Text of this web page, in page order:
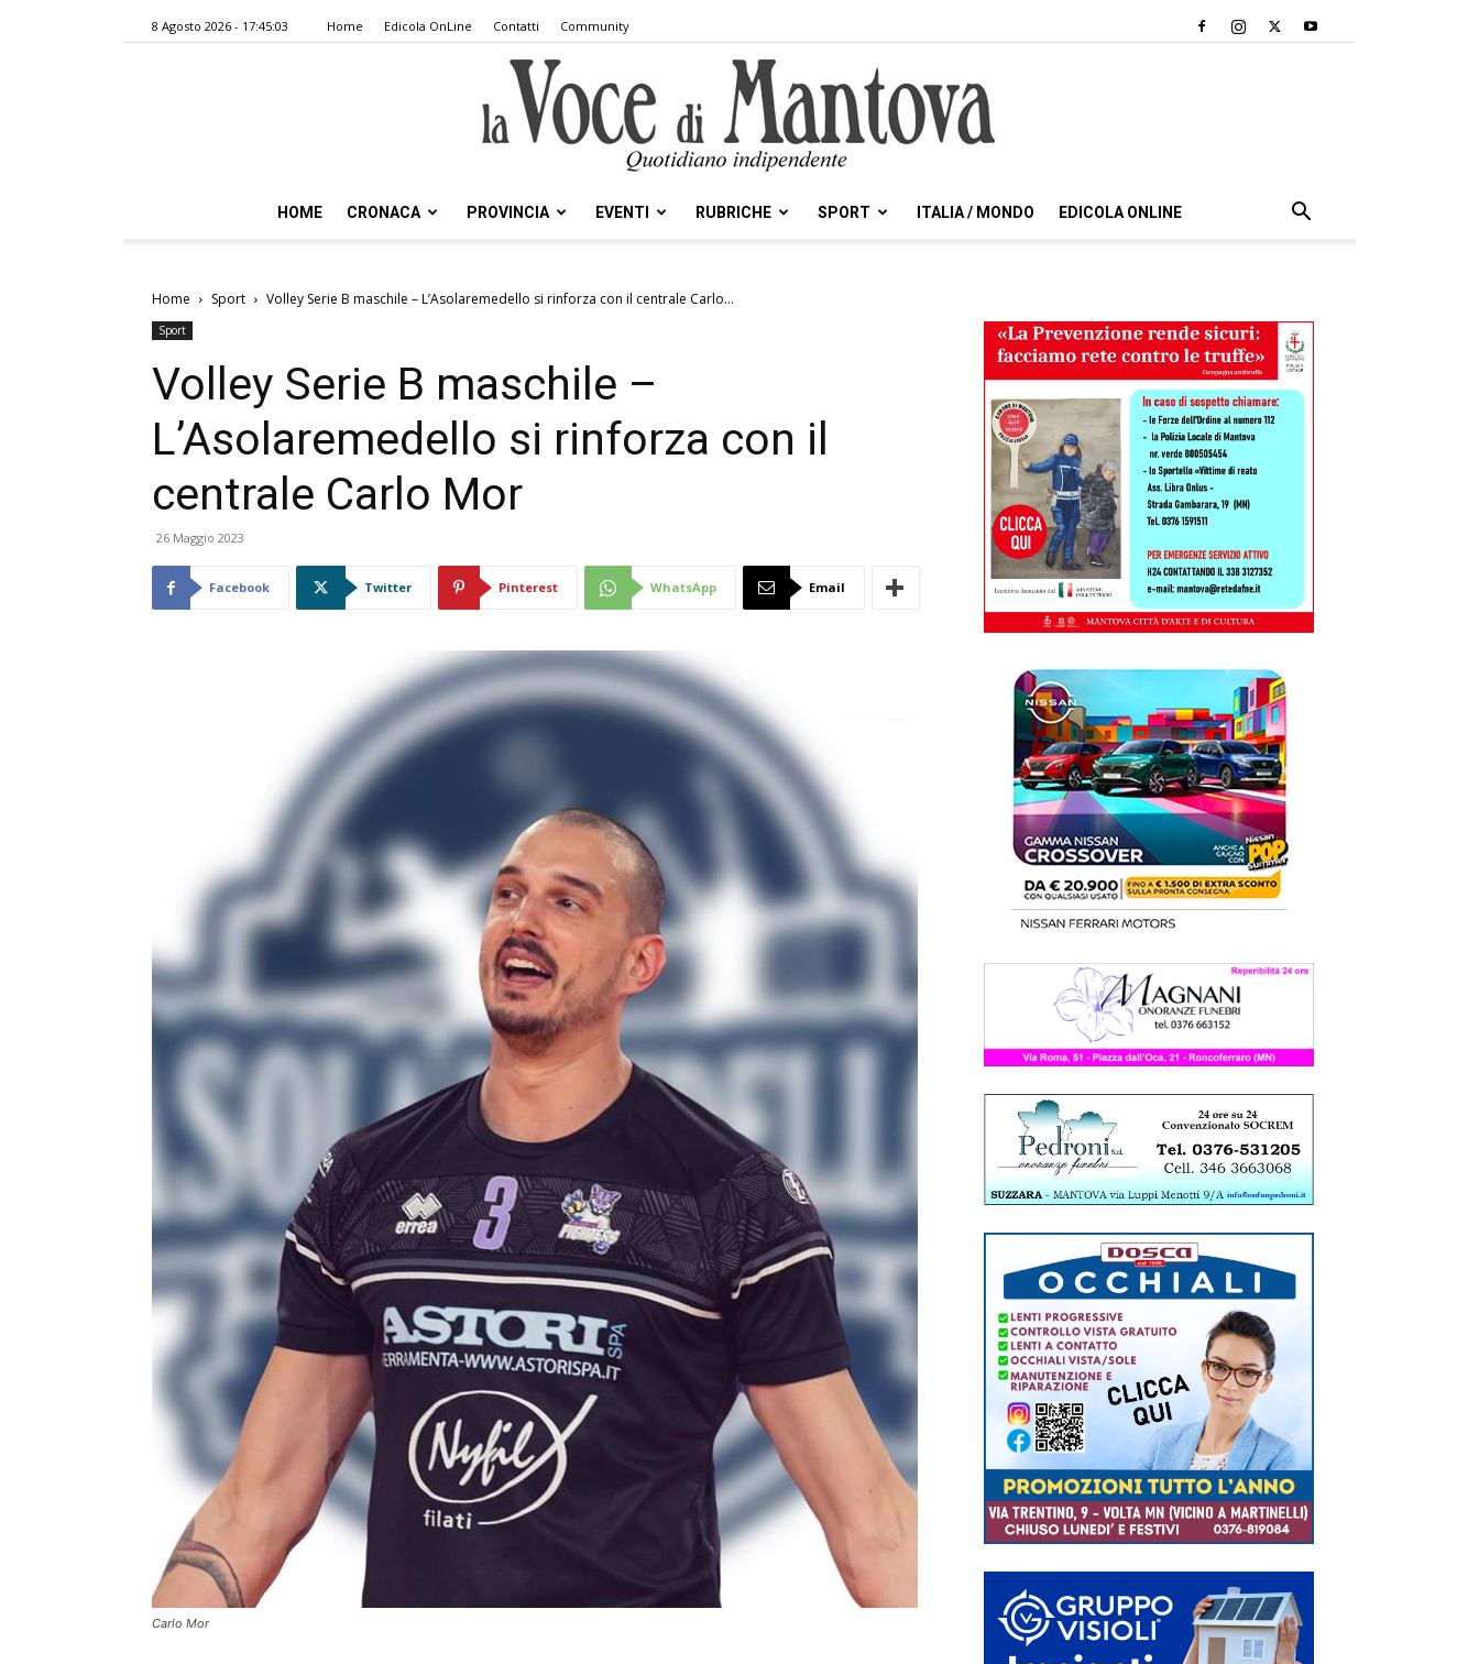
8 Agosto 2026 - 17:45:03 Home Edicola OnLine Contatti Community
HOME CRONACA PROVINCIA EVENTI RUBRICHE SPORT ITALIA / MONDO EDICOLA ONLINE
Home Sport Volley Serie B maschile – L’Asolaremedello si rinforza con il centrale Carlo...
Sport
Volley Serie B maschile –
L’Asolaremedello si rinforza con il
centrale Carlo Mor
26 Maggio 2023
Facebook Twitter Pinterest WhatsApp Email
Carlo Mor